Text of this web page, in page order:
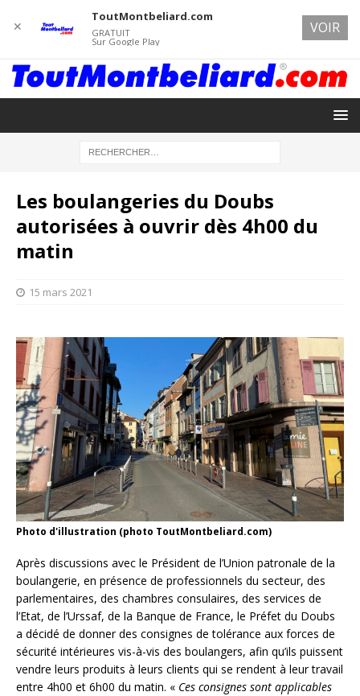
Les boulangeries du Doubs
autorisées à ouvrir dès 4h00 du
matin
15 mars 2021
Photo d'illustration (photo ToutMontbeliard.com)
Après discussions avec le Président de l’Union patronale de la
boulangerie, en présence de professionnels du secteur, des
parlementaires, des chambres consulaires, des services de
l’Etat, de l’Urssaf, de la Banque de France, le Préfet du Doubs
a décidé de donner des consignes de tolérance aux forces de
sécurité intérieures vis-à-vis des boulangers, afin qu’ils puissent
vendre leurs produits à leurs clients qui se rendent à leur travail
entre 4h00 et 6h00 du matin. « Ces consignes sont applicables
✕
ToutMontbeliard.com
GRATUIT
Sur Google Play
VOIR